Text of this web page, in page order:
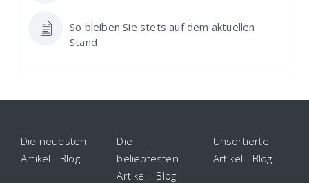
So bleiben Sie stets auf dem aktuellen
Stand
Die neuesten
Artikel - Blog
Die
beliebtesten
Artikel - Blog
Unsortierte
Artikel - Blog